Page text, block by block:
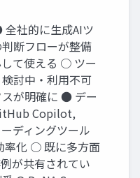
社的に生成AIツ
断フローが整備
て使える ○ ツー
討中・利用不可
が明確に ● デー
Copilot,
ディングツール
率化 ○ 既に多方面
が共有されてい